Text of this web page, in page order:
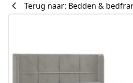
Terug naar: Bedden &